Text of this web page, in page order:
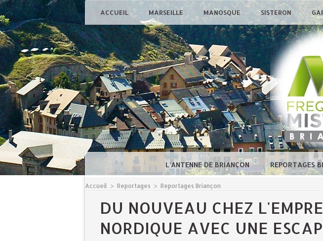
ACCUEIL MARSEILLE MANOSQUE SISTERON
L'ANTENNE DE BRIANÇON REPORTAGES
Accueil > Reportages > Reportages Briançon
DU NOUVEAU CHEZ
NORDIQUE AVEC UNE